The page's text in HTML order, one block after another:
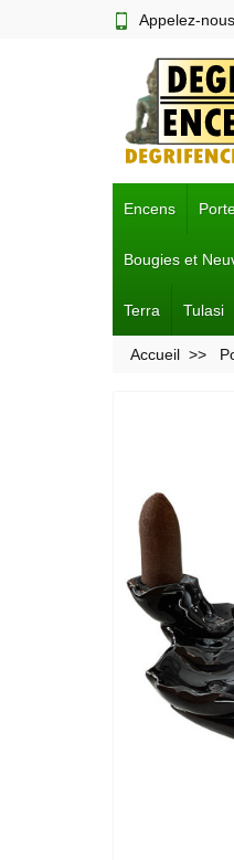
Appelez-
Encens
Bougies et
Terra Tulasi
Accueil